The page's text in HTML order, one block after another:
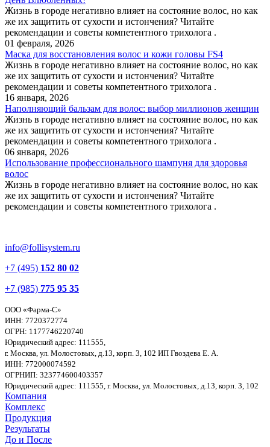
Жизнь в городе негативно влияет на состояние волос, но как
же их защитить от сухости и истончения? Читайте
рекомендации и советы компетентного трихолога .
01 февраля, 2026
Маска для восстановления волос и кожи головы FS4
Жизнь в городе негативно влияет на состояние волос, но как
же их защитить от сухости и истончения? Читайте
рекомендации и советы компетентного трихолога .
16 января, 2026
Наполняющий бальзам для волос: выбор миллионов женщин
Жизнь в городе негативно влияет на состояние волос, но как
же их защитить от сухости и истончения? Читайте
рекомендации и советы компетентного трихолога .
06 января, 2026
Использование профессионального шампуня для здоровья
волос
Жизнь в городе негативно влияет на состояние волос, но как
же их защитить от сухости и истончения? Читайте
рекомендации и советы компетентного трихолога .
info@follisystem.ru
+7 (495) 152 80 02
+7 (985) 775 95 35
ООО «Фарма-С»
ИНН: 7720372774
ОГРН: 1177746220740
Юридический адрес: 111555,
г. Москва, ул. Молостовых, д.13, корп. 3, 102 ИП Гвоздева Е. А.
ИНН: 772000074592
ОГРНИП: 323774600403357
Юридический адрес: 111555, г. Москва, ул. Молостовых, д.13, корп. 3, 102
Компания
Комплекс
Продукция
Результаты
До и После